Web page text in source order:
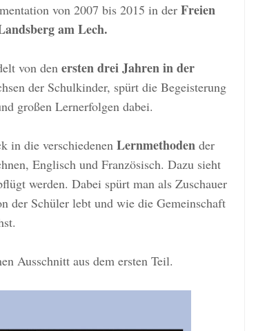
von 2007 bis 2015 in der Freien
am Lech.
von denersten drei Jahren in der
der Schulkinder, spürt die Begeisterung
großen Lernerfolgen dabei.
in die verschiedenen Lernmethodender
Englisch und Französisch. Dazu sieht
werden. Dabei spürt man alsZuschauer
der Schüler lebt und wie die Gemeinschaft
Ausschnitt aus dem ersten Teil.